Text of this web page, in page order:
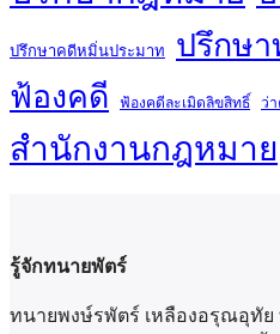
ปรึกษาคดีหมิ่นประมาท ปรึกษ
ฟ้องคดี ฟ้องคดีละเมิดลิขสิทธิ์ ว่
สำนักงานกฎหมาย
รู้จักทนายพัตร์
ทนายพงษ์รพัตร์ เหลืองอรุณอุทั